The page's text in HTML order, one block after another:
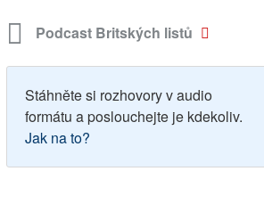
Podcast Britských listů
Stáhněte si rozhovory v audio
formátu a poslouchejte je kdekoliv.
Jak na to?